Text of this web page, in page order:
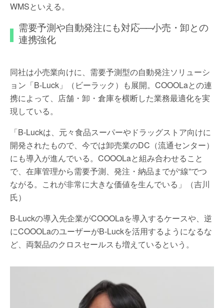
WMSといえる。
需要予測や自動発注にも対応──小売・卸との
連携強化
同社は小売業向けに、需要予測型の自動発注ソリューシ
ョン「B-Luck」（ビーラック）も展開。COOOLaとの連
携によって、店舗・卸・倉庫を横断した業務最適化を実
現している。
「B-Luckは、元々食品スーパーやドラッグストア向けに
開発されたもので、今では卸売業のDC（流通センター）
にも導入が進んでいる。COOOLaと組み合わせること
で、在庫管理から需要予測、発注・納品までが“線”でつ
ながる。これが非常に大きな価値を生んでいる」（吉川
氏）
B-Luckの導入先企業がCOOOLaを導入するケースや、逆
にCOOOLaのユーザーがB-Luckを活用するようになるな
ど、両製品のクロスセールスも増えているという。